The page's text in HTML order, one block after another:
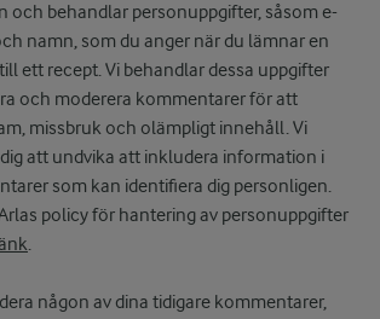
och behandlar personuppgifter, såsom e-
namn, som du anger när du lämnar en
ett recept. Vi behandlar dessa uppgifter
och moderera kommentarer för att
missbruk och olämpligt innehåll. Vi
att undvika att inkludera information i
som kan identifiera dig personligen.
policy för hantering av personuppgifter
.
någon av dina tidigare kommentarer,